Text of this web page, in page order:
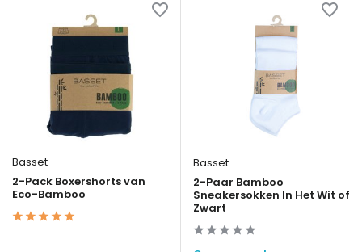
Basset
2-Pack Boxershorts van
Eco-Bamboo
Basset
2-Paar Bamboo
Sneakersokken In Het Wit of
Zwart